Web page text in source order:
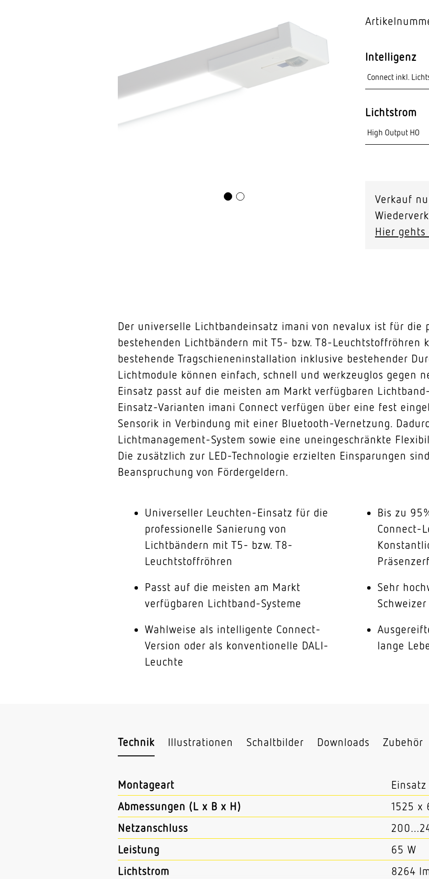
Intelligenz
Lichtstrom
Verkauf
Hier
Der universelle Lichtbandeinsatz imani von nevalux ist für die
bestehenden Lichtbändern mit T5- bzw. T8-Leuchtstoffröhren
bestehende Tragschieneninstallation inklusive bestehender
Lichtmodule können einfach, schnell und werkzeuglos gegen
Einsatz passt auf die meisten am Markt verfügbaren
Einsatz-Varianten imani Connect verfügen über eine fest
Sensorik in Verbindung mit einer Bluetooth-Vernetzung.
Lichtmanagement-System sowie eine uneingeschränkte
Die zusätzlich zur LED-Technologie erzielten Einsparungen
Beanspruchung von Fördergeldern.
Universeller Leuchten-Einsatz für die
professionelle Sanierung von
Lichtbändern mit T5- bzw. T8-
Leuchtstoffröhren
Passt auf die meisten am Markt
verfügbaren Lichtband-Systeme
Wahlweise als intelligente Connect-
Version oder als konventionelle DALI-
Leuchte
Bis zu
Connect-
Sehr
lange
Technik Illustrationen Schaltbilder Downloads Zubehör
Montageart
Abmessungen (L x B x H)
1525 x
Netzanschluss
Leistung
65 W
Lichtstrom
8264